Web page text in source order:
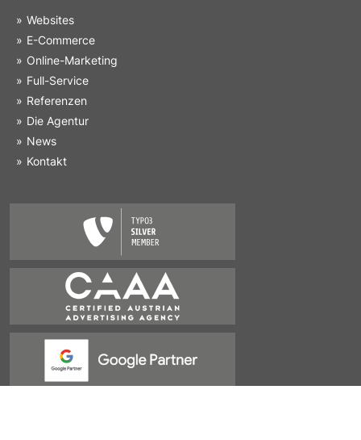
Websites
E-Commerce
Online-Marketing
Full-Service
Referenzen
Die Agentur
News
Kontakt